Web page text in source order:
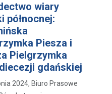
wiary
północnej:
Piesza i
Pielgrzymka
gdańskiej
2024, Biuro Prasowe